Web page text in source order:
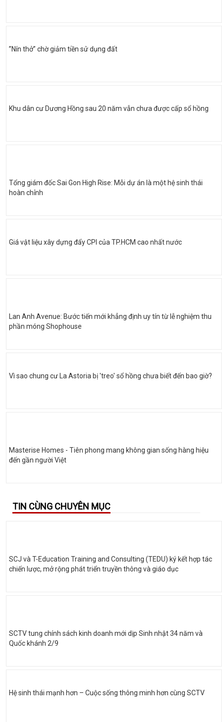
”Nín thở” chờ giảm tiền sử dụng đất
Khu dân cư Dương Hồng sau 20 năm vẫn chưa được cấp sổ hồng
Tổng giám đốc Sai Gon High Rise: Mỗi dự án là một hệ sinh thái
hoàn chỉnh
Giá vật liệu xây dựng đẩy CPI của TP.HCM cao nhất nước
Lan Anh Avenue: Bước tiến mới khẳng định uy tín từ lễ nghiệm thu
phần móng Shophouse
Vì sao chung cư La Astoria bị 'treo' sổ hồng chưa biết đến bao giờ?
Masterise Homes - Tiên phong mang không gian sống hàng hiệu
đến gần người Việt
TIN CÙNG CHUYÊN MỤC
SCJ và T-Education Training and Consulting (TEDU) ký kết hợp tác
chiến lược, mở rộng phát triển truyền thông và giáo dục
SCTV tung chính sách kinh doanh mới dịp Sinh nhật 34 năm và
Quốc khánh 2/9
Hệ sinh thái mạnh hơn – Cuộc sống thông minh hơn cùng SCTV